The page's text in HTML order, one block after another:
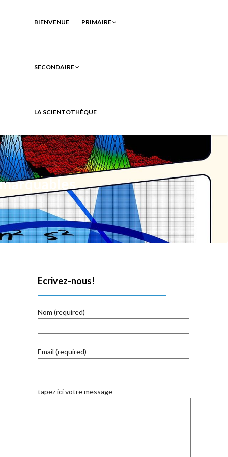
BIENVENUE PRIMAIRE
SECONDAIRE
LA SCIENTOTHÈQUE
Ecrivez-nous!
Nom (required)
Email (required)
tapez ici votre message